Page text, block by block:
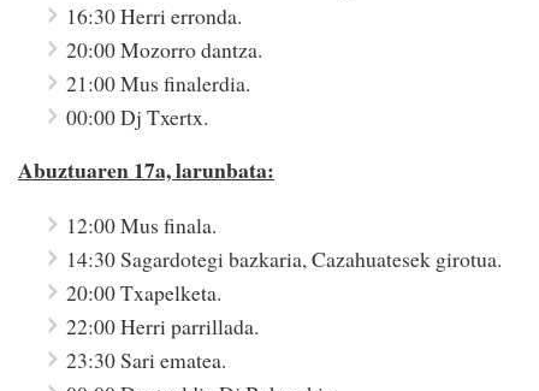
16:30 Herri erronda.
20:00 Mozorro dantza.
21:00 Mus finalerdia.
00:00 Dj Txertx.
Abuztuaren 17a, larunbata:
12:00 Mus finala.
14:30 Sagardotegi bazkaria, Cazahuatesek girotua.
20:00 Txapelketa.
22:00 Herri parrillada.
23:30 Sari ematea.